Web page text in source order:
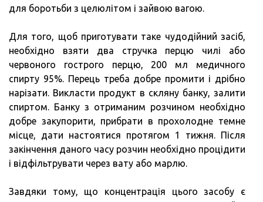
для боротьби з целюлітом і зайвою вагою.
Для того, щоб приготувати таке чудодійний засіб,
необхідно взяти два стручка перцю чилі або
червоного гострого перцю, 200 мл медичного
спирту 95%. Перець треба добре промити і дрібно
нарізати. Викласти продукт в скляну банку, залити
спиртом. Банку з отриманим розчином необхідно
добре закупорити, прибрати в прохолодне темне
місце, дати настоятися протягом 1 тижня. Після
закінчення даного часу розчин необхідно процідити
і відфільтрувати через вату або марлю.
Завдяки тому, що концентрація цього засобу є